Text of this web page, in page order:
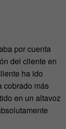
por cuenta
del cliente en
ha ido
cobrado más
en un altavoz